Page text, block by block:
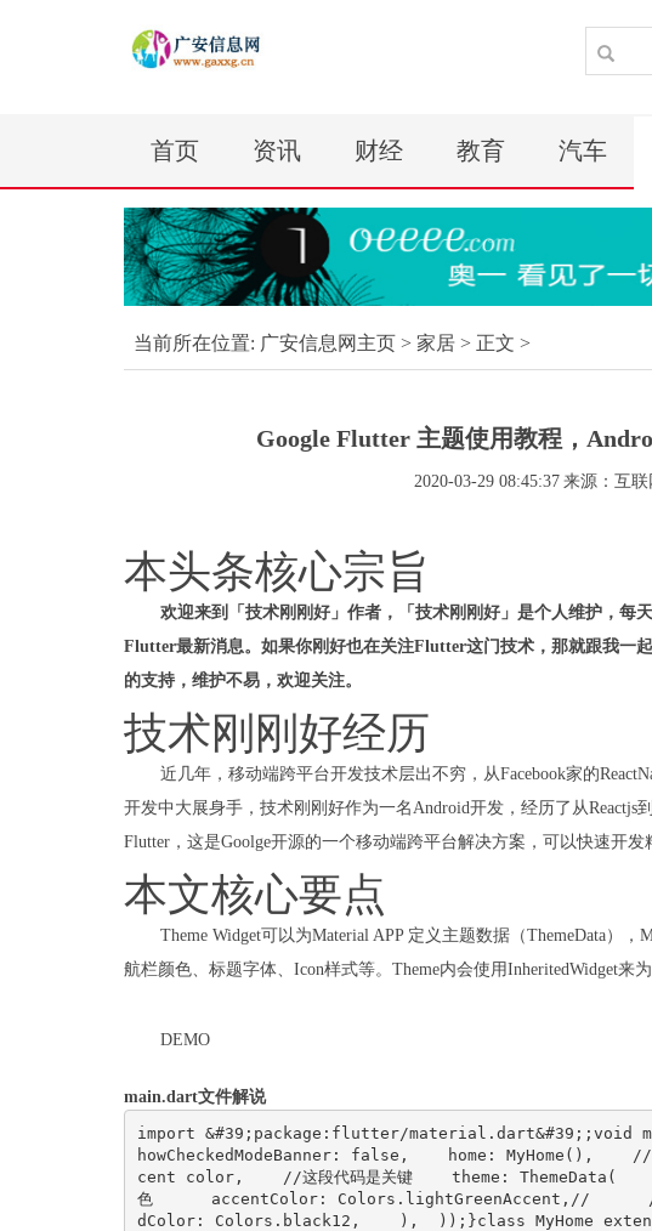
首页 资讯 财经 教育 汽车
当前所在位置: 广安信息网主页 > 家居 > 正文 >
Google Flutter 主题使用教程，
2020-03-29 08:45:37 来源：互联
本头条核心宗旨
欢迎来到「技术刚刚好」作者，「技术刚刚好」是个人维护，每
Flutter最新消息。如果你刚好也在关注Flutter这门技术，那就跟我一
的支持，维护不易，欢迎关注。
技术刚刚好经历
近几年，移动端跨平台开发技术层出不穷，从Facebook家的
开发中大展身手，技术刚刚好作为一名Android开发，经历了从Reactjs
Flutter，这是Goolge开源的一个移动端跨平台解决方案，可以快速开
本文核心要点
Theme Widget可以为Material APP 定义主题数据（ThemeData）
航栏颜色、标题字体、Icon样式等。Theme内会使用InheritedWidget来
DEMO
main.dart文件解说
import &#39;package:flutter/material.dart&#39;;void
howCheckedModeBanner: false,    home: MyHome(),
cent color,    //这段代码是关键    theme: ThemeData(
色      accentColor: Colors.lightGreenAccent,//
dColor: Colors.black12,    ),  ));}class MyHome